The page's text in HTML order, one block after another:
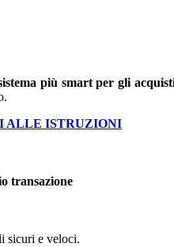
più smart per gli
ALLE ISTRUZIONI
transazione
sicuri e veloci.